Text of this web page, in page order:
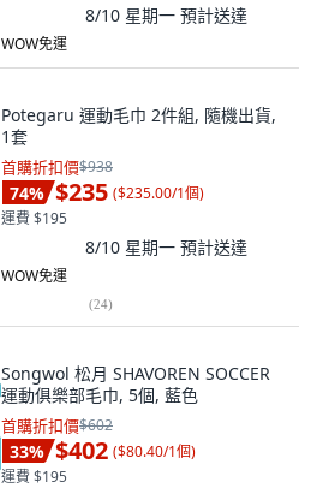
8/10 星期一 預計送達
WOW免運
Potegaru 運動毛巾 2件組, 隨機出貨,
1套
首購折扣價$938
74% $235 ($235.00/1個)
運費 $195
8/10 星期一 預計送達
WOW免運
(24)
Songwol 松月 SHAVOREN SOCCER
運動俱樂部毛巾, 5個, 藍色
首購折扣價$602
33% $402 ($80.40/1個)
運費 $195